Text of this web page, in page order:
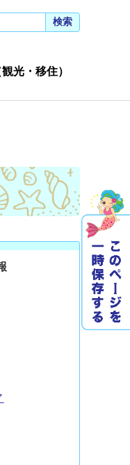
検索
光・移住）